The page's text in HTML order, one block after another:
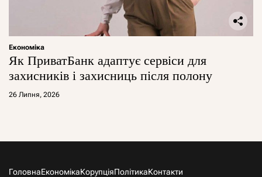
Економіка
Як ПриватБанк адаптує сервіси для
захисників і захисниць після полону
26 Липня, 2026
ГоловнаЕкономікаКорупціяПолітикаКонтакти